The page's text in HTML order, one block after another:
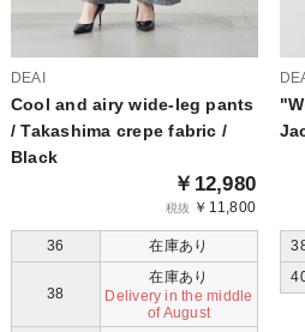
DEAI
Cool and airy wide-leg pants
/ Takashima crepe fabric /
Black
￥12,980
税抜 ￥11,800
36 在庫あり
38
在庫あり
Delivery in the middle
of August